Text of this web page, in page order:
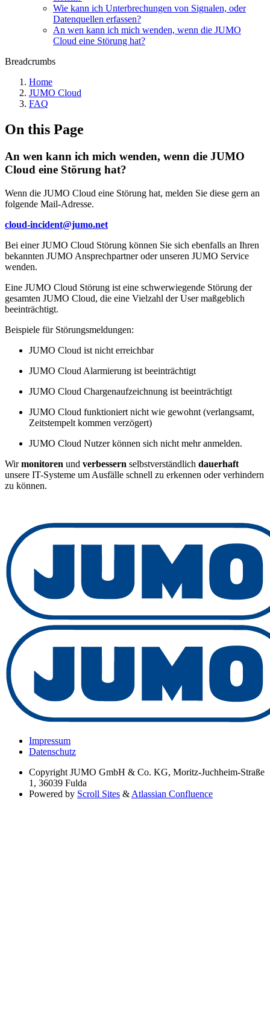
Wie kann ich Unterbrechungen von Signalen, oder
Datenquellen erfassen?
An wen kann ich mich wenden, wenn die JUMO
Cloud eine Störung hat?
Breadcrumbs
Home
JUMO Cloud
FAQ
On this Page
An wen kann ich mich wenden, wenn die JUMO
Cloud eine Störung hat?
Wenn die JUMO Cloud eine Störung hat, melden Sie diese gern an
folgende Mail-Adresse.
cloud-incident@jumo.net
Bei einer JUMO Cloud Störung können Sie sich ebenfalls an Ihren
bekannten JUMO Ansprechpartner oder unseren JUMO Service
wenden.
Eine JUMO Cloud Störung ist eine schwerwiegende Störung der
gesamten JUMO Cloud, die eine Vielzahl der User maßgeblich
beeinträchtigt.
Beispiele für Störungsmeldungen:
JUMO Cloud ist nicht erreichbar
JUMO Cloud Alarmierung ist beeinträchtigt
JUMO Cloud Chargenaufzeichnung ist beeinträchtigt
JUMO Cloud funktioniert nicht wie gewohnt (verlangsamt,
Zeitstempelt kommen verzögert)
JUMO Cloud Nutzer können sich nicht mehr anmelden.
Wirmonitoren und verbessern selbstverständlich dauerhaft
unsere IT-Systeme um Ausfälle schnell zu erkennen oder verhindern
zu können.
Impressum
Datenschutz
Copyright JUMO GmbH & Co. KG, Moritz-Juchheim-Straße
1, 36039 Fulda
Powered by Scroll Sites & Atlassian Confluence